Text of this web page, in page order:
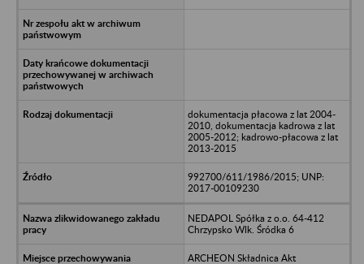
dokumentacja płacowa z lat 2004-
2010, dokumentacja kadrowa z lat
2005-2012; kadrowo-płacowa z lat
2013-2015
992700/611/1986/2015; UNP:
2017-00109230
NEDAPOL Spółka z o.o. 64-412
Chrzypsko Wlk. Śródka 6
ARCHEON Składnica Akt